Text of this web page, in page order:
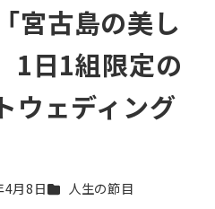
宮古島の美し
1日1組限定の
ウェディング
4月8日カテゴリー
人生の節目